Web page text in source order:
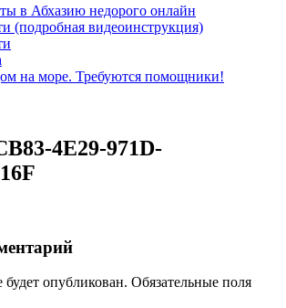
в Абхазию недорого онлайн
(подробная видеоинструкция)
на море. Требуются помощники!
4E29-971D-
опубликован. Обязательные поля